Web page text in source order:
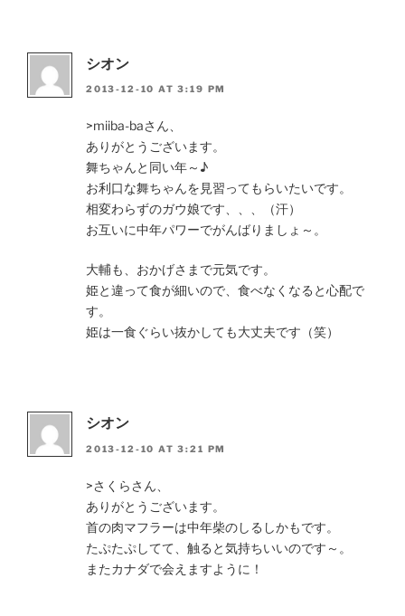
シオン
2013-12-10 AT 3:19 PM
>miiba-baさん、
ありがとうございます。
舞ちゃんと同い年～♪
お利口な舞ちゃんを見習ってもらいたいです。
相変わらずのガウ娘です、、、（汗）
お互いに中年パワーでがんばりましょ～。
大輔も、おかげさまで元気です。
姫と違って食が細いので、食べなくなると心配で
す。
姫は一食ぐらい抜かしても大丈夫です（笑）
シオン
2013-12-10 AT 3:21 PM
>さくらさん、
ありがとうございます。
首の肉マフラーは中年柴のしるしかもです。
たぷたぷしてて、触ると気持ちいいのです～。
またカナダで会えますように！